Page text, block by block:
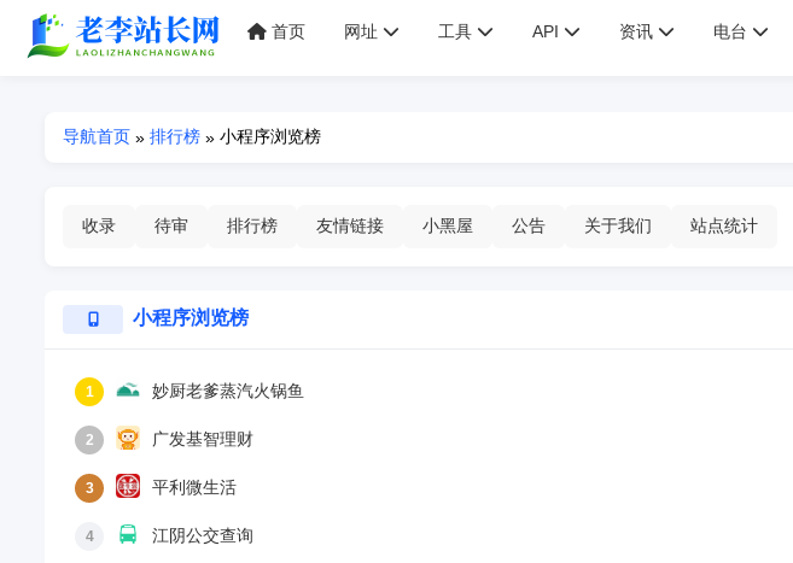
首页 网址 工具 API 资讯 电台
导航首页 » 排行榜 » 小程序浏览榜
收录 待审 排行榜 友情链接 小黑屋 公告 关于我们 站点统计
小程序浏览榜
1 妙厨老爹蒸汽火锅鱼
2 广发基智理财
3 平利微生活
4 江阴公交查询